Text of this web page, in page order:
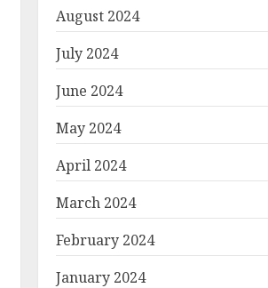
August 2024
July 2024
June 2024
May 2024
April 2024
March 2024
February 2024
January 2024